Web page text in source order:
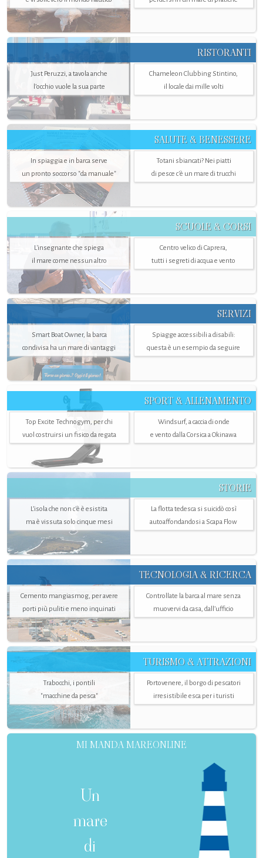
RISTORANTI
Just Peruzzi, a tavola anche
l’occhio vuole la sua parte
Chameleon Clubbing Stintino,
il locale dai mille volti
SALUTE & BENESSERE
In spiaggia e in barca serve
un pronto soccorso "da manuale"
Totani sbiancati? Nei piatti
di pesce c'è un mare di trucchi
SCUOLE & CORSI
L'insegnante che spiega
il mare come nessun altro
Centro velico di Caprera,
tutti i segreti di acqua e vento
SERVIZI
Smart Boat Owner, la barca
condivisa ha un mare di vantaggi
Spiagge accessibili a disabili:
questa è un esempio da seguire
SPORT & ALLENAMENTO
Top Excite Technogym, per chi
vuol costruirsi un fisico da regata
Windsurf, a caccia di onde
e vento dalla Corsica a Okinawa
STORIE
L’isola che non c'è è esistita
ma è vissuta solo cinque mesi
La flotta tedesca si suicidò così
autoaffondandosi a Scapa Flow
TECNOLOGIA & RICERCA
Cemento mangiasmog, per avere
porti più puliti e meno inquinati
Controllate la barca al mare senza
muovervi da casa, dall’ufficio
TURISMO & ATTRAZIONI
Trabocchi, i pontili
"macchine da pesca"
Portovenere, il borgo di pescatori
irresistibile esca per i turisti
MI MANDA MAREONLINE
Un
mare
di